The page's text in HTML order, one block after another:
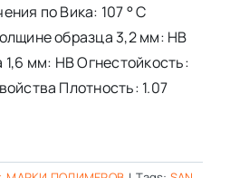
по Вика: 107 ° С
образца 3,2 мм: HB
мм: HB Огнестойкость:
Плотность: 1.07